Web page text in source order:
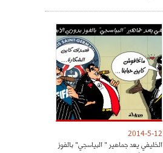
2014-5-12
الخليفي يعد جماهير " البياسجي" بالفوز